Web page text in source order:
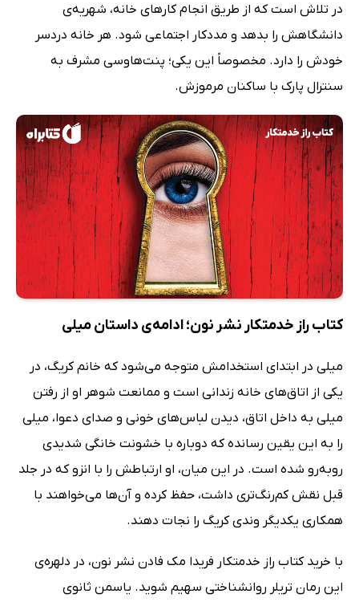
در تلاش است که از طریق انجام کارهای خانه، شهریه‌ی
دانشگاهش را بدهد و مددکار اجتماعی شود. هر خانه دردسر
خودش را دارد. مخصوصاً این یکی؛ پنت‌هاوسی مشرف به
سنترال پارک با ساکنان مرموزش.
کتاب راز خدمتکار نشر نون؛ ادامه‌ی داستان میلی
میلی در ابتدای استخدامش متوجه می‌شود که خانم کریگ، در
یکی از اتاق‌های خانه زندانی است و ممانعت شوهر او از رفتن
میلی به داخل اتاق، دیدن لباس‌های خونی و صدای دعوا، میلی
را به این یقین رسانده که دوباره با خشونت خانگی شدیدی
روبه‌رو شده است. در این میان، او ارتباطش را با انزو که در جلد
قبل نقش کم‌رنگ‌تری داشت، حفظ کرده و آن‌ها می‌خواهند با
همکاری یکدیگر وندی کریگ را نجات دهند.
با خرید کتاب راز خدمتکار فریدا مک فادن نشر نون، در دلهره‌ی
این رمان تریلر روانشناختی سهیم شوید. یاسمن ثانوی